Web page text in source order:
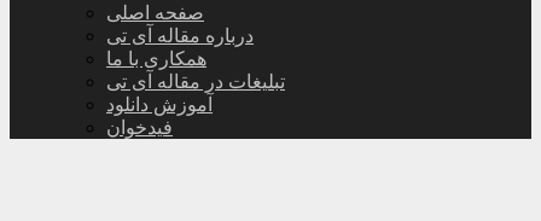
صفحه اصلی
درباره مقاله آی تی
همکاری با ما
تبلیغات در مقاله آی تی
آموزش دانلود
فیدخوان